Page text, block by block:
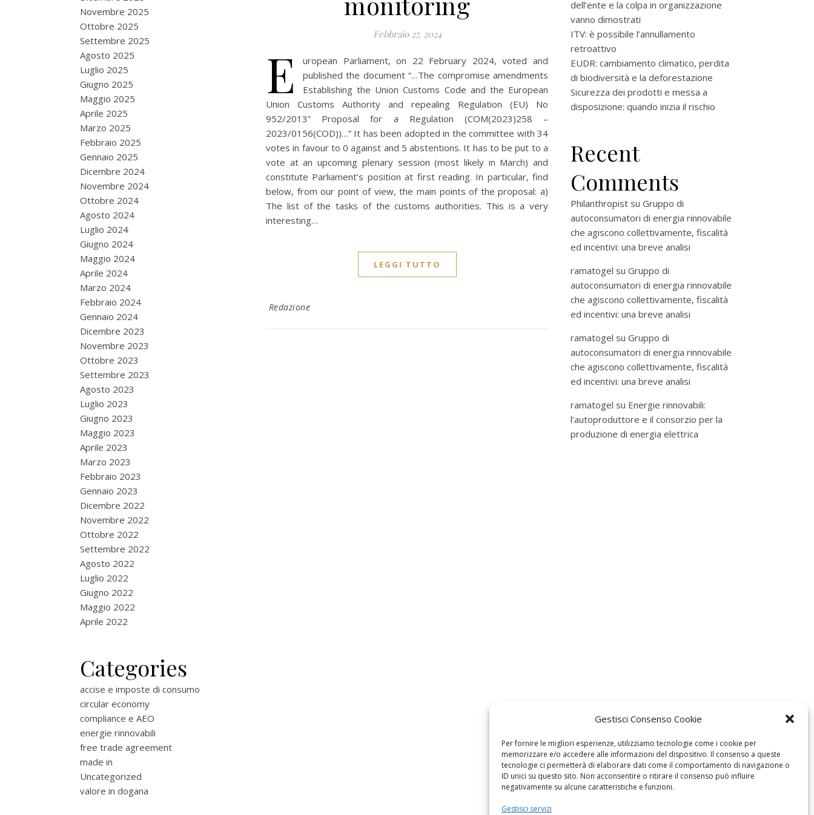
Gestisci Consenso Cookie
Per fornire le migliori esperienze, utilizziamo tecnologie come i cookie per
memorizzare e/o accedere alle informazioni del dispositivo. Il consenso a queste
tecnologie ci permetterà di elaborare dati come il comportamento di navigazione o
ID unici su questo sito. Non acconsentire o ritirare il consenso può influire
negativamente su alcune caratteristiche e funzioni.
Gestisci servizi
Novembre 2025
Ottobre 2025
Settembre 2025
Agosto 2025
Luglio 2025
Giugno 2025
Maggio 2025
Aprile 2025
Marzo 2025
Febbraio 2025
Gennaio 2025
Dicembre 2024
Novembre 2024
Ottobre 2024
Agosto 2024
Luglio 2024
Giugno 2024
Maggio 2024
Aprile 2024
Marzo 2024
Febbraio 2024
Gennaio 2024
Dicembre 2023
Novembre 2023
Ottobre 2023
Settembre 2023
Agosto 2023
Luglio 2023
Giugno 2023
Maggio 2023
Aprile 2023
Marzo 2023
Febbraio 2023
Gennaio 2023
Dicembre 2022
Novembre 2022
Ottobre 2022
Settembre 2022
Agosto 2022
Luglio 2022
Giugno 2022
Maggio 2022
Aprile 2022
Categories
accise e imposte di consumo
circular economy
compliance e AEO
energie rinnovabili
free trade agreement
made in
Uncategorized
valore in dogana
Febbraio 27, 2024
E
uropean Parliament, on 22 February 2024, voted and
published the document “…The compromise amendments
Establishing the Union Customs Code and the European
Union Customs Authority and repealing Regulation (EU) No
952/2013” Proposal for a Regulation (COM(2023)258 –
2023/0156(COD))…” It has been adopted in the committee with 34
votes in favour to 0 against and 5 abstentions. It has to be put to a
vote at an upcoming plenary session (most likely in March) and
constitute Parliament’s position at first reading. In particular, find
below, from our point of view, the main points of the proposal: a)
The list of the tasks of the customs authorities. This is a very
interesting…
LEGGI TUTTO
Redazione
dell’ente e la colpa in organizzazione
vanno dimostrati
ITV: è possibile l’annullamento
retroattivo
EUDR: cambiamento climatico, perdita
di biodiversità e la deforestazione
Sicurezza dei prodotti e messa a
disposizione: quando inizia il rischio
Recent
Comments
Philanthropist su Gruppo di
autoconsumatori di energia rinnovabile
che agiscono collettivamente, fiscalità
ed incentivi: una breve analisi
ramatogel su Gruppo di
autoconsumatori di energia rinnovabile
che agiscono collettivamente, fiscalità
ed incentivi: una breve analisi
ramatogel su Gruppo di
autoconsumatori di energia rinnovabile
che agiscono collettivamente, fiscalità
ed incentivi: una breve analisi
ramatogel su Energie rinnovabili:
l’autoproduttore e il consorzio per la
produzione di energia elettrica